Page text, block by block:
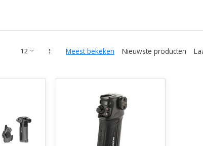
Meest bekeken Nieuwste producten